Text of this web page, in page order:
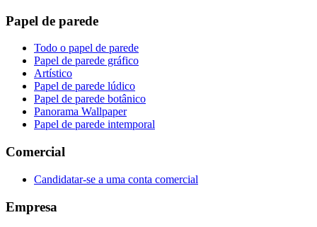
Papel de parede
Todo o papel de parede
Papel de parede gráfico
Artístico
Papel de parede lúdico
Papel de parede botânico
Panorama Wallpaper
Papel de parede intemporal
Comercial
Candidatar-se a uma conta comercial
Empresa